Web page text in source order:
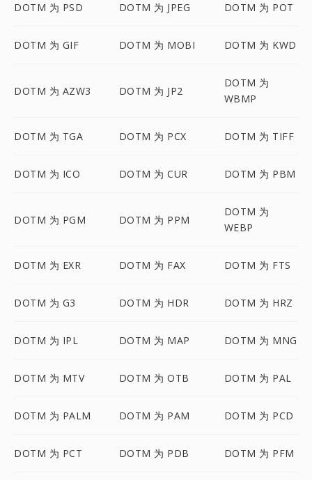
DOTM 为 PSD DOTM 为 JPEG DOTM 为 POT
DOTM 为 GIF DOTM 为 MOBI DOTM 为 KWD
DOTM 为 AZW3 DOTM 为 JP2
DOTM 为
WBMP
DOTM 为 TGA DOTM 为 PCX DOTM 为 TIFF
DOTM 为 ICO DOTM 为 CUR DOTM 为 PBM
DOTM 为 PGM DOTM 为 PPM
DOTM 为
WEBP
DOTM 为 EXR DOTM 为 FAX DOTM 为 FTS
DOTM 为 G3 DOTM 为 HDR DOTM 为 HRZ
DOTM 为 IPL DOTM 为 MAP DOTM 为 MNG
DOTM 为 MTV DOTM 为 OTB DOTM 为 PAL
DOTM 为 PALM DOTM 为 PAM DOTM 为 PCD
DOTM 为 PCT DOTM 为 PDB DOTM 为 PFM